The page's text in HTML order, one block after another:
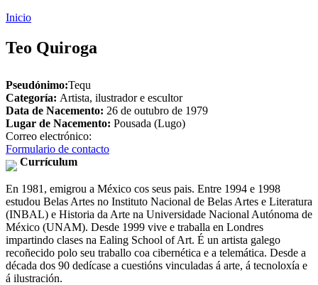
Inicio
Teo Quiroga
Pseudónimo:Tequ
Categoría: Artista, ilustrador e escultor
Data de Nacemento: 26 de outubro de 1979
Lugar de Nacemento: Pousada (Lugo)
Correo electrónico:
Formulario de contacto
Currículum
En 1981, emigrou a México cos seus pais. Entre 1994 e 1998
estudou Belas Artes no Instituto Nacional de Belas Artes e Literatura
(INBAL) e Historia da Arte na Universidade Nacional Autónoma de
México (UNAM). Desde 1999 vive e traballa en Londres
impartindo clases na Ealing School of Art. É un artista galego
recoñecido polo seu traballo coa cibernética e a telemática. Desde a
década dos 90 dedícase a cuestións vinculadas á arte, á tecnoloxía e
á ilustración.